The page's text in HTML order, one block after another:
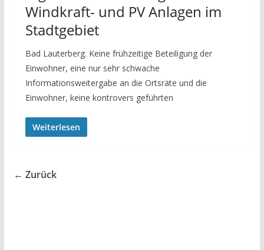
Windkraft- und PV Anlagen im
Stadtgebiet
Bad Lauterberg. Keine frühzeitige Beteiligung der
Einwohner, eine nur sehr schwache
Informationsweitergabe an die Ortsräte und die
Einwohner, keine kontrovers geführten
Weiterlesen
← Zurück